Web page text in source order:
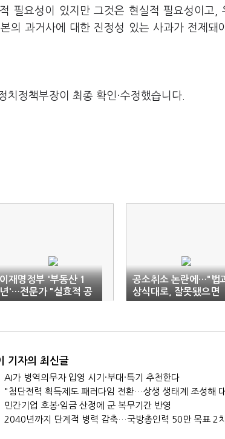
필요성이 있지만 그것은 현실적 필요성이고,
의 과거사에 대한 진정성 있는 사과가 전제돼
정책부장이 최종 확인·수정했습니다.
이재명정부 '부동산 1
년'…전문가 "실효적 공
급 대책이 관건"
공소취소 논란에…"법
상식대로, 잘못됐으면
시정하는 것"
기자의 최신글
AI가 병역의무자 입영 시기·부대·특기 추천한다
민간기업 호봉·임금 산정에 군 복무기간 반영